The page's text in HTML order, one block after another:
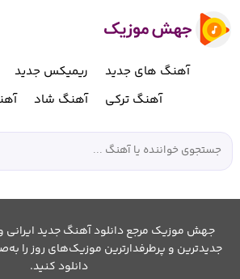
آهنگ های جدید ریمیکس جدید
آهنگ ترکی
آهنگ شاد
جهش موزیک مرجع دانلود آهنگ جدید ایرانی و
جدیدترین و پرطرفدارترین موزیک‌های روز را
دانلود کنید.